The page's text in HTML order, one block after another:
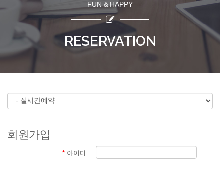
FUN & HAPPY
RESERVATION
회원가입
* 아이디